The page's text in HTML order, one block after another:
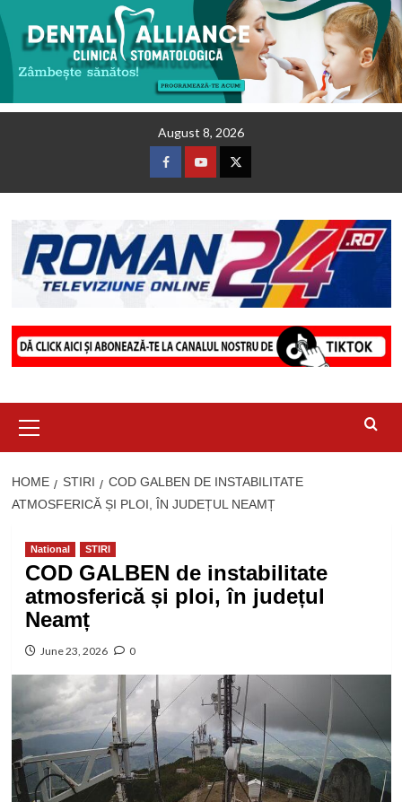
August 8, 2026
FacebookYoutubeTwitter
Menu
HOME STIRI
COD GALBEN DE INSTABILITATE
ATMOSFERICĂ ȘI PLOI, ÎN JUDEȚUL NEAMȚ
National STIRI
COD GALBEN de instabilitate
atmosferică și ploi, în județul
Neamț
June 23, 2026 0